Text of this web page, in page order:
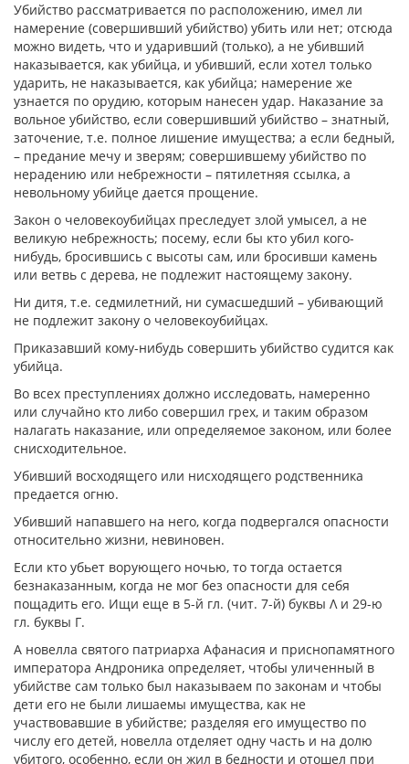
Убийство рассматривается по расположению, имел ли
намерение (совершивший убийство) убить или нет; отсюда
можно видеть, что и ударивший (только), а не убивший
наказывается, как убийца, и убивший, если хотел только
ударить, не наказывается, как убийца; намерение же
узнается по орудию, которым нанесен удар. Наказание за
вольное убийство, если совершивший убийство – знатный,
заточение, т.е. полное лишение имущества; а если бедный,
– предание мечу и зверям; совершившему убийство по
нерадению или небрежности – пятилетняя ссылка, а
невольному убийце дается прощение.
Закон о человекоубийцах преследует злой умысел, а не
великую небрежность; посему, если бы кто убил кого-
нибудь, бросившись с высоты сам, или бросивши камень
или ветвь с дерева, не подлежит настоящему закону.
Ни дитя, т.е. седмилетний, ни сумасшедший – убивающий
не подлежит закону о человекоубийцах.
Приказавший кому-нибудь совершить убийство судится как
убийца.
Во всех преступлениях должно исследовать, намеренно
или случайно кто либо совершил грех, и таким образом
налагать наказание, или определяемое законом, или более
снисходительное.
Убивший восходящего или нисходящего родственника
предается огню.
Убивший напавшего на него, когда подвергался опасности
относительно жизни, невиновен.
Если кто убьет ворующего ночью, то тогда остается
безнаказанным, когда не мог без опасности для себя
пощадить его. Ищи еще в 5-й гл. (чит. 7-й) буквы Λи 29-ю
гл. буквы Γ.
А новелла святого патриарха Афанасия и приснопамятного
императора Андроника определяет, чтобы уличенный в
убийстве сам только был наказываем по законам и чтобы
дети его не были лишаемы имущества, как не
участвовавшие в убийстве; разделяя его имущество по
числу его детей, новелла отделяет одну часть и на долю
убитого, особенно, если он жил в бедности и отошел при